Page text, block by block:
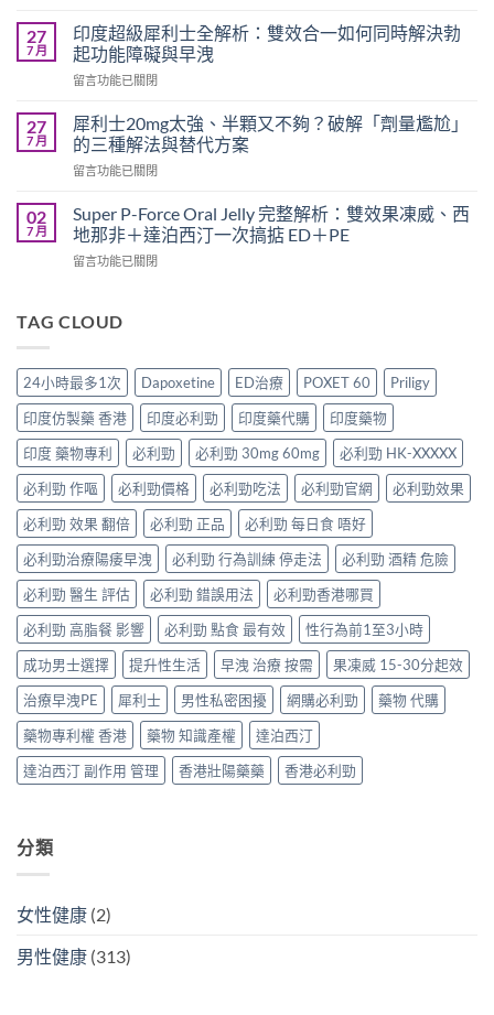
要
多
久？
完
指
南：
港
性
必
讀
安
與
療
效
評
估〉
中
利
勁
可
以
犀
利
士
一
吃
嗎？
師
解
用
條
件、
風
險
與
安
全
指
南〉
中
27
7 月
印度超級犀利士全解析：雙效合一如何同時解決勃
起功能障礙與早洩
在
度
超
級
犀
士
全
解
析：
合
何
同
時
解
決
勃
起
功
能
障
礙
與
早
洩〉
中
留言功能已關閉
27
7 月
犀利士20mg太強、半顆又不夠？破解「劑量尷尬」
的三種解法與替代方案
在
利
士
20mg
太
顆
夠？
破
解
「劑
量
尷
尬」
的
三
種
解
法
與
替
代
方
案〉
中
留言功能已關閉
02
7 月
Super P-Force Oral Jelly 完整解析：雙效果凍威、西
地那非＋達泊西汀一次搞掂 ED＋PE
在
Force
完
整
解
析：
雙
效
果
凍
威、
西
地
那
非
＋
達
泊
西
汀
一
次
搞
掂
ED
留言功能已關閉
TAG CLOUD
24小時最多1次 Dapoxetine ED治療 POXET 60
Priligy
印度仿製藥 香港
印度必利勁 印度藥代購
印度藥物
印度 藥物專利
必利勁 必利勁 30mg 60mg
必利勁 HK-XXXXX
必利勁 作嘔
必利勁價格 必利勁吃法 必利勁官網
必利勁效果
必利勁 效果 翻倍
必利勁 正品
必利勁 每日食 唔好
必利勁治療陽痿早洩
必利勁 行為訓練 停走法
必利勁 酒精 危險
必利勁 醫生 評估
必利勁 錯誤用法
必利勁香港哪買
必利勁 高脂餐 影響
必利勁 點食 最有效
性行為前1至3小時
成功男士選擇
提升性生活 早洩 治療 按需
果凍威 15-30分起效
治療早洩PE
犀利士 男性私密困擾 網購必利勁
藥物 代購
藥物專利權 香港
藥物 知識產權
達泊西汀
達泊西汀 副作用 管理
香港壯陽藥藥 香港必利勁
分類
女性健康 (2)
男性健康 (313)